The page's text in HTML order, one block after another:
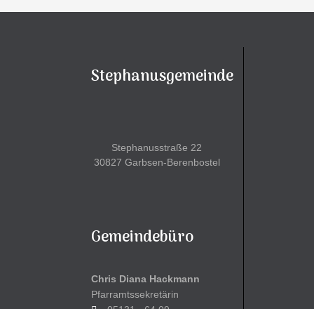
Stephanusgemeinde
Stephanusstraße 22
30827 Garbsen-Berenbostel
Gemeindebüro
Chris Diana Hackmann
Pfarramtssekretärin